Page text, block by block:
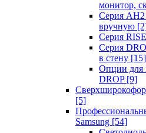
монитор,
Серия AH2
вручную
Серия
Серия
в стену [15]
Опции для
DROP [9]
[5]
Samsung [54]